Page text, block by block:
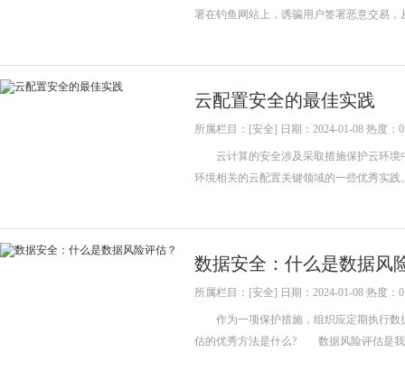
署在钓鱼网站上，诱骗用户签署恶意交易，
云配置安全的最佳实践
所属栏目：[安全] 日期：2024-01-08 热度：0
云计算的安全涉及采取措施保护云环境
环境相关的云配置关键领域的一些优秀
数据安全：什么是数据风
所属栏目：[安全] 日期：2024-01-08 热度：0
作为一项保护措施，组织应定期执行数
估的优秀方法是什么? 数据风险评估是我